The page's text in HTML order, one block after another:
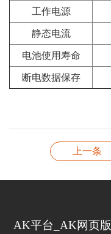
工作电源
静态电流
电池使用寿命
断电数据保存
上一条
AK平台_AK网页版